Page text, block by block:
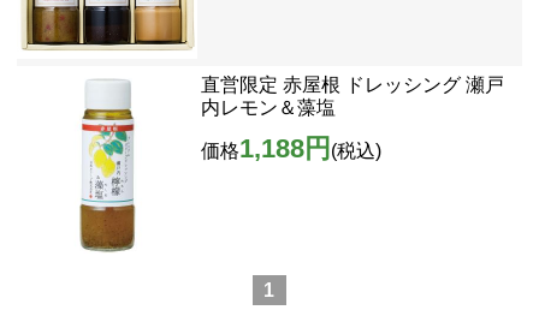
直営限定 赤屋根 ドレッシング 瀬戸
内レモン＆藻塩
価格1,188円 (税込)
1